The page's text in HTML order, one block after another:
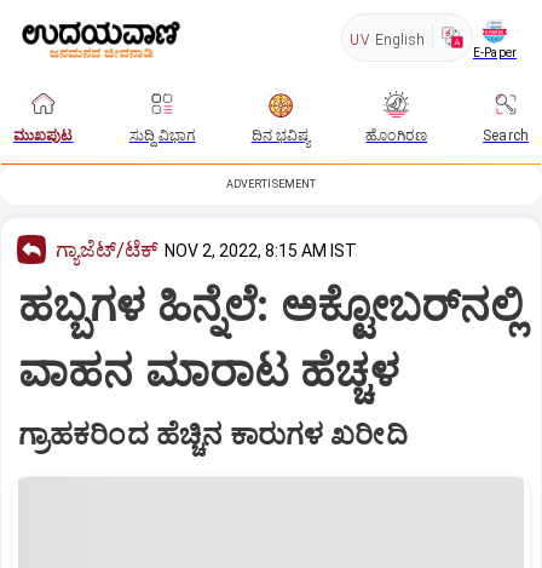
UV English
E-Paper
ಮುಖಪುಟ ಸುದ್ದಿ ವಿಭಾಗ ದಿನ ಭವಿಷ್ಯ ಹೊಂಗಿರಣ Search
ADVERTISEMENT
ಗ್ಯಾಜೆಟ್/ಟೆಕ್ NOV 2, 2022, 8:15 AM IST
ಹಬ್ಬಗಳ ಹಿನ್ನೆಲೆ: ಅಕ್ಟೋಬರ್‌ನಲ್ಲಿ
ವಾಹನ ಮಾರಾಟ ಹೆಚ್ಚಳ
ಗ್ರಾಹಕರಿಂದ ಹೆಚ್ಚಿನ ಕಾರುಗಳ ಖರೀದಿ